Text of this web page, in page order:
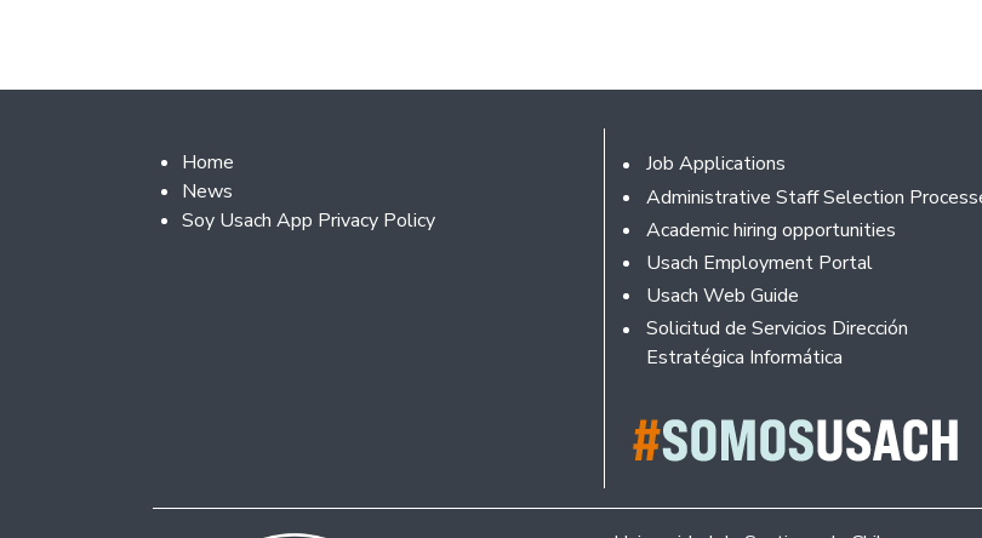
Footer 2
Home
News
Soy Usach App Privacy Policy
Footer
Job Applications
Administrative Staff Selection
Academic hiring opportunities
Usach Employment Portal
Usach Web Guide
Solicitud de Servicios Dirección
Estratégica Informática